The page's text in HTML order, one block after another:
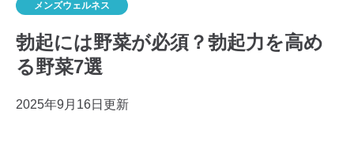
メンズウェルネス
勃起には野菜が必須？勃起力を高め
る野菜7選
2025年9月16日更新